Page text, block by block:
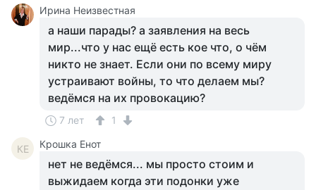
Ирина Неизвестная
а наши парады? а заявления на весь
мир...что у нас ещё есть кое что, о чём
никто не знает. Если они по всему миру
устраивают войны, то что делаем мы?
ведёмся на их провокацию?
7 лет 1
КЕ Крошка Енот
нет не ведёмся... мы просто стоим и
выжидаем когда эти подонки уже